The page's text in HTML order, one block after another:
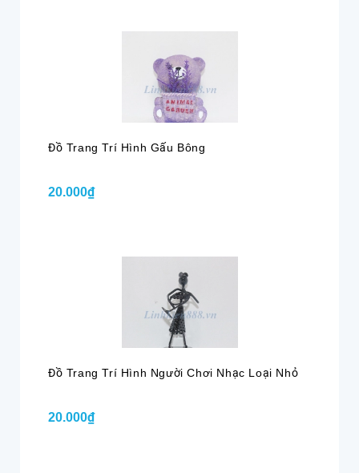
Đồ Trang Trí Hình Gấu Bông
20.000₫
Đồ Trang Trí Hình Người Chơi Nhạc Loại Nhỏ
20.000₫